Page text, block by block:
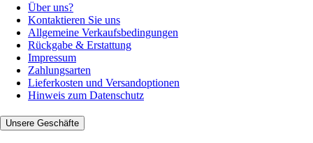
Über uns?
Kontaktieren Sie uns
Allgemeine Verkaufsbedingungen
Rückgabe & Erstattung
Impressum
Zahlungsarten
Lieferkosten und Versandoptionen
Hinweis zum Datenschutz
Unsere Geschäfte